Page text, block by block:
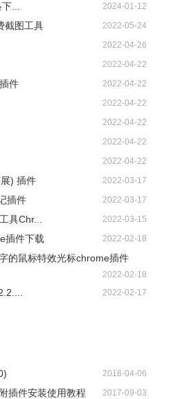
... 2024-01-12
截图工具 2022-05-24
2022-04-26
2022-04-22
件 2022-04-22
2022-04-22
2022-04-22
2022-04-22
2022-04-22
) 插件 2022-03-17
插件 2022-03-17
具Chr... 2022-03-15
插件下载 2022-02-18
的鼠标特效光标chrome插件
2022-02-18
2022-02-17
2018-04-06
插件安装使用教程 2017-09-03